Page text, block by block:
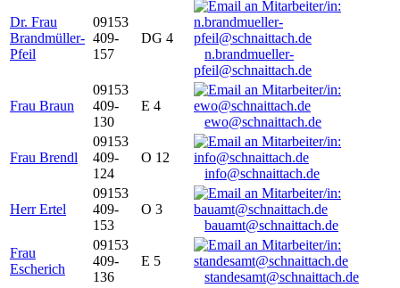
Dr. Frau
Brandmüller-
Pfeil
09153
409-
157
DG 4
n.brandmueller-
pfeil@schnaittach.de
Frau Braun
09153
409-
130
E 4
ewo@schnaittach.de
Frau Brendl
09153
409-
124
O 12
info@schnaittach.de
Herr Ertel
09153
409-
153
O 3
bauamt@schnaittach.de
Frau
Escherich
09153
409-
136
E 5
standesamt@schnaittach.de